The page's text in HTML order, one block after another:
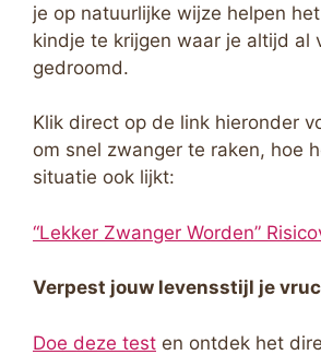
je op natuurlijke wijze helpen
kindje te krijgen waar je altijd al
gedroomd.
Klik direct op de link hieronder
om snel zwanger te raken, hoe
situatie ook lijkt:
“Lekker Zwanger Worden”
Verpest jouw levensstijl je
Doe deze test en ontdek het